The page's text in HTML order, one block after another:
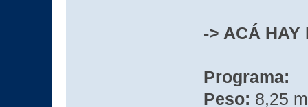
-> ACÁ HAY
Programa:
Peso: 8,25